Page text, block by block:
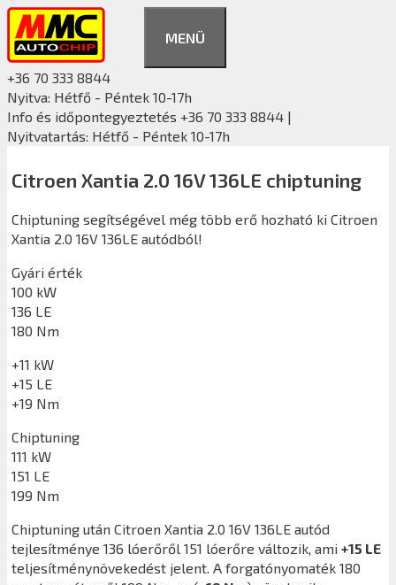
Kilépés
tartalomba
MENÜ
+36 70 333 8844
Nyitva: Hétfő - Péntek 10-17h
Info és időpontegyeztetés +36 70 333 8844 |
Nyitvatartás: Hétfő - Péntek 10-17h
Citroen Xantia 2.0 16V 136LE chiptuning
Chiptuning segítségével még több erő hozható ki Citroen
Xantia 2.0 16V 136LE autódból!
Gyári érték
100 kW
136 LE
180 Nm
+11 kW
+15 LE
+19 Nm
Chiptuning
111 kW
151 LE
199 Nm
Chiptuning után Citroen Xantia 2.0 16V 136LE autód
tejlesítménye 136 lóerőről 151 lóerőre változik, ami +15 LE
teljesítménynövekedést jelent. A forgatónyomaték 180